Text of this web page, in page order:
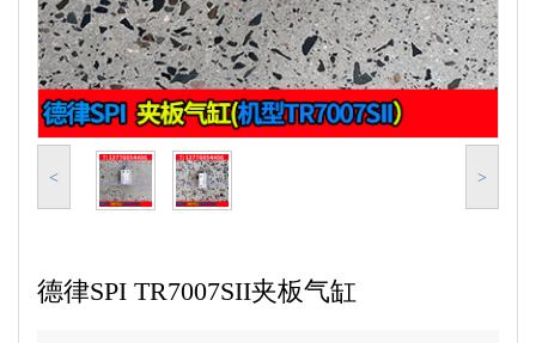
< >
德律SPI TR7007SII夹板气缸